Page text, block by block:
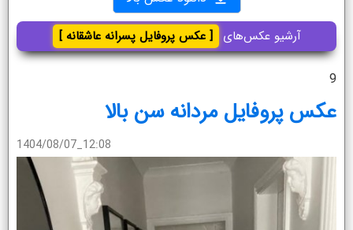
آرشیو عکس‌های [ عکس پروفایل پسرانه عاشقانه ]
9
عکس پروفایل مردانه سن بالا
1404/08/07_12:08